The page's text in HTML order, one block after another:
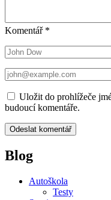
Komentář *
Uložit do prohlížeče
budoucí komentáře.
Blog
Autoškola
Testy